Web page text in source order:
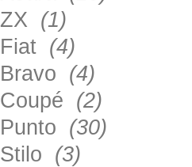
ZX (1)
Fiat (4)
Bravo (4)
Coupé (2)
Punto (30)
Stilo (3)